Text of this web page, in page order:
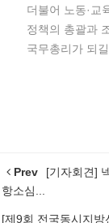
더불어 노동·교
정책의 총괄과
국무총리가 되
Prev
[기자회견]
항소심...
[제9회 전국동시지